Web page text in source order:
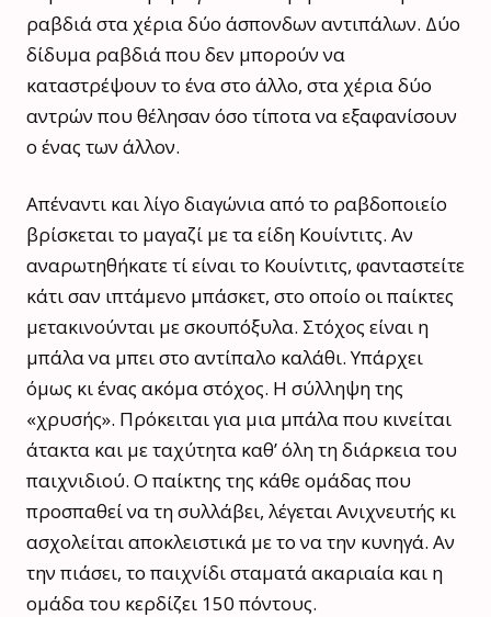
ραβδιά στα χέρια δύο άσπονδων αντιπάλων. Δύο
δίδυμα ραβδιά που δεν μπορούν να
καταστρέψουν το ένα στο άλλο, στα χέρια δύο
αντρών που θέλησαν όσο τίποτα να εξαφανίσουν
ο ένας των άλλον.
Απέναντι και λίγο διαγώνια από το ραβδοποιείο
βρίσκεται το μαγαζί με τα είδη Κουίντιτς. Αν
αναρωτηθήκατε τί είναι το Κουίντιτς, φανταστείτε
κάτι σαν ιπτάμενο μπάσκετ, στο οποίο οι παίκτες
μετακινούνται με σκουπόξυλα. Στόχος είναι η
μπάλα να μπει στο αντίπαλο καλάθι. Υπάρχει
όμως κι ένας ακόμα στόχος. Η σύλληψη της
«χρυσής». Πρόκειται για μια μπάλα που κινείται
άτακτα και με ταχύτητα καθ’ όλη τη διάρκεια του
παιχνιδιού. Ο παίκτης της κάθε ομάδας που
προσπαθεί να τη συλλάβει, λέγεται Ανιχνευτής κι
ασχολείται αποκλειστικά με το να την κυνηγά. Αν
την πιάσει, το παιχνίδι σταματά ακαριαία και η
ομάδα του κερδίζει 150 πόντους.